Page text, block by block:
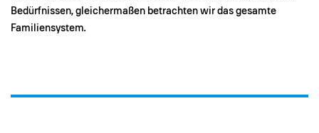
Bedürfnissen, gleichermaßen betrachten wir das gesamte
Familiensystem.